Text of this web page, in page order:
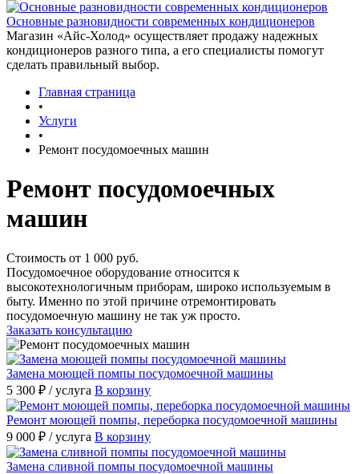
Основные разновидности современных кондиционеров
Магазин «Айс-Холод» осуществляет продажу надежных
кондиционеров разного типа, а его специалисты помогут
сделать правильный выбор.
Главная страница
•
Услуги
•
Ремонт посудомоечных машин
Ремонт посудомоечных
машин
Стоимость от 1 000 руб.
Посудомоечное оборудование относится к
высокотехнологичным приборам, широко используемым в
быту. Именно по этой причине отремонтировать
посудомоечную машину не так уж просто.
Заказать консультацию
Замена моющей помпы посудомоечной машины
5 300 ₽ / услуга В корзину
Ремонт моющей помпы, переборка посудомоечной машины
9 000 ₽ / услуга В корзину
Замена сливной помпы посудомоечной машины